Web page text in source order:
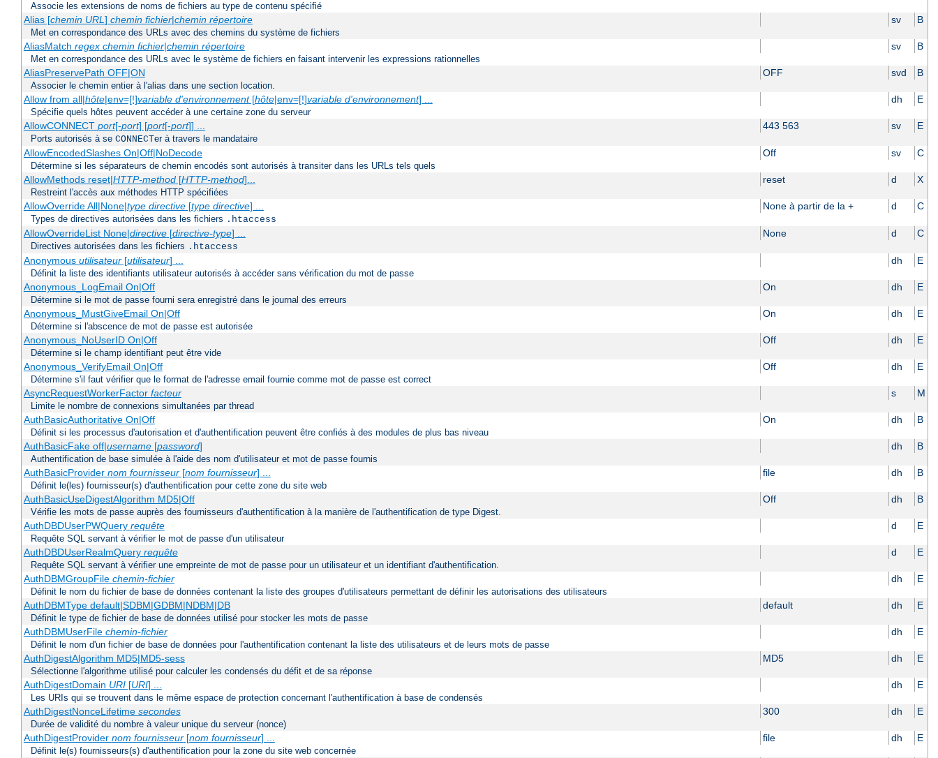
Associe les extensions de noms de fichiers au type de contenu spécifié
Alias [chemin URL] chemin fichier|chemin répertoire sv B
Met en correspondance des URLs avec des chemins du système de fichiers
AliasMatch regex chemin fichier|chemin répertoire sv B
Met en correspondance des URLs avec le système de fichiers en faisant intervenir les expressions rationnelles
AliasPreservePath OFF|ON OFF svd B
Associer le chemin entier à l'alias dans une section location.
Allow from all|hôte|env=[!]variable d'environnement[hôte|env=[!]variable d'environnement] ... dh E
Spécifie quels hôtes peuvent accéder à une certaine zone du serveur
AllowCONNECT port[-port] [port[-port]] ... 443 563 sv E
Ports autorisés à se CONNECTer à travers le mandataire
AllowEncodedSlashes On|Off|NoDecode Off sv C
Détermine si les séparateurs de chemin encodés sont autorisés à transiter dans les URLs tels quels
AllowMethods reset|HTTP-method[HTTP-method]... reset d X
Restreint l'accès aux méthodes HTTP spécifiées
AllowOverride All|None|type directive[type directive] ... None à partir de la + d C
Types de directives autorisées dans les fichiers .htaccess
AllowOverrideList None|directive[directive-type] ... None d C
Directives autorisées dans les fichiers .htaccess
Anonymous utilisateur[utilisateur] ... dh E
Définit la liste des identifiants utilisateur autorisés à accéder sans vérification du mot de passe
Anonymous_LogEmail On|Off On dh E
Détermine si le mot de passe fourni sera enregistré dans le journal des erreurs
Anonymous_MustGiveEmail On|Off On dh E
Détermine si l'abscence de mot de passe est autorisée
Anonymous_NoUserID On|Off Off dh E
Détermine si le champ identifiant peut être vide
Anonymous_VerifyEmail On|Off Off dh E
Détermine s'il faut vérifier que le format de l'adresse email fournie comme mot de passe est correct
AsyncRequestWorkerFactor facteur s M
Limite le nombre de connexions simultanées par thread
AuthBasicAuthoritative On|Off On dh B
Définit si les processus d'autorisation et d'authentification peuvent être confiés à des modules de plus bas niveau
AuthBasicFake off|username[password] dh B
Authentification de base simulée à l'aide des nom d'utilisateur et mot de passe fournis
AuthBasicProvider nom fournisseur[nom fournisseur] ... file dh B
Définit le(les) fournisseur(s) d'authentification pour cette zone du site web
AuthBasicUseDigestAlgorithm MD5|Off Off dh B
Vérifie les mots de passe auprès des fournisseurs d'authentification à la manière de l'authentification de type Digest.
AuthDBDUserPWQuery requête d E
Requête SQL servant à vérifier le mot de passe d'un utilisateur
AuthDBDUserRealmQuery requête d E
Requête SQL servant à vérifier une empreinte de mot de passe pour un utilisateur et un identifiant d'authentification.
AuthDBMGroupFile chemin-fichier dh E
Définit le nom du fichier de base de données contenant la liste des groupes d'utilisateurs permettant de définir les autorisations des utilisateurs
AuthDBMType default|SDBM|GDBM|NDBM|DB default dh E
Définit le type de fichier de base de données utilisé pour stocker les mots de passe
AuthDBMUserFile chemin-fichier dh E
Définit le nom d'un fichier de base de données pour l'authentification contenant la liste des utilisateurs et de leurs mots de passe
AuthDigestAlgorithm MD5|MD5-sess MD5 dh E
Sélectionne l'algorithme utilisé pour calculer les condensés du défit et de sa réponse
AuthDigestDomain URI[URI] ... dh E
Les URIs qui se trouvent dans le même espace de protection concernant l'authentification à base de condensés
AuthDigestNonceLifetime secondes 300 dh E
Durée de validité du nombre à valeur unique du serveur (nonce)
AuthDigestProvider nom fournisseur[nom fournisseur] ... file dh E
Définit le(s) fournisseurs(s) d'authentification pour la zone du site web concernée